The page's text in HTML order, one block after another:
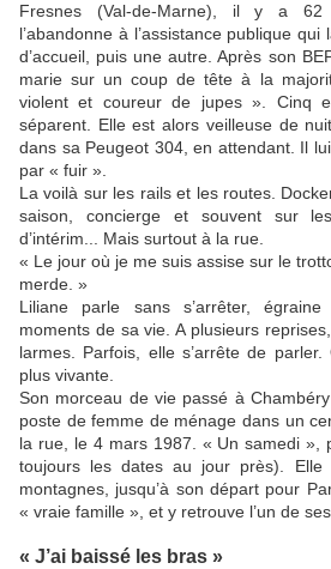
Fresnes (Val-de-Marne), il y a
l’abandonne à l’assistance publique
d’accueil, puis une autre. Après son
marie sur un coup de tête à la
violent et coureur de jupes ». Cinq
séparent. Elle est alors veilleuse de
dans sa Peugeot 304, en attendant. Il
par « fuir ».
La voilà sur les rails et les routes.
saison, concierge et souvent sur
d’intérim... Mais surtout à la rue.
« Le jour où je me suis assise sur le
merde. »
Liliane parle sans s’arrêter,
moments de sa vie. A plusieurs
larmes. Parfois, elle s’arrête de
plus vivante.
Son morceau de vie passé à
poste de femme de ménage dans un
la rue, le 4 mars 1987. « Un samedi »,
toujours les dates au jour près).
montagnes, jusqu’à son départ pour
« vraie famille », et y retrouve l’un de
« J’ai baissé les bras »